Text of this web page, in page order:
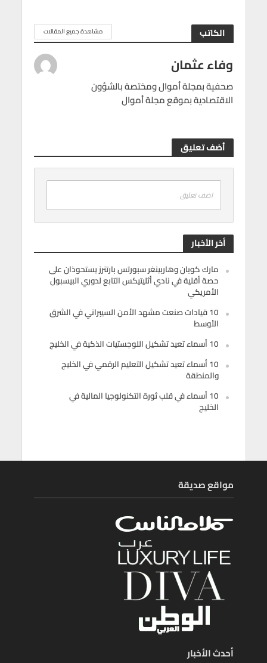
الكاتب مشاهدة جميع المقالات
وفاء عثمان
صحفية بمجلة أموال ومختصة بالشؤون
الاقتصادية بموقع مجلة أموال
أضف تعليق
اضف تعليق
أخر الأخبار
مارك كوبان وهاربينغر سبورتس بارتنرز يستحوذان على
حصة أقلية في نادي أثليتيكس التابع لدوري البيسبول
الأمريكي
10 قيادات صنعت مشهد الأمن السيبراني في الشرق
الأوسط
10 أسماء تعيد تشكيل اللوجستيات الذكية في الخليج
10 أسماء تعيد تشكيل التعليم الرقمي في الخليج
والمنطقة
10 أسماء في قلب ثورة التكنولوجيا المالية في
الخليج
مواقع صديقة
أحدث الأخبار